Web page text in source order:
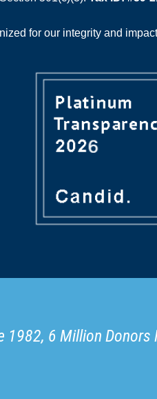
for our integrity and
1982, 6 Million